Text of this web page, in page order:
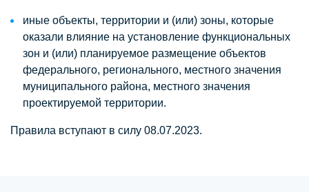
иные объекты, территории и (или) зоны, которые
оказали влияние на установление функциональных
зон и (или) планируемое размещение объектов
федерального, регионального, местного значения
муниципального района, местного значения
проектируемой территории.
Правила вступают в силу 08.07.2023.